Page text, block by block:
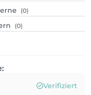
(0)
(0)
Verifiziert